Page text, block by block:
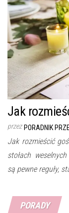
Jak
przez PORADNIK
Jak rozmieścić
stołach
są pewne reguły,
PORADY